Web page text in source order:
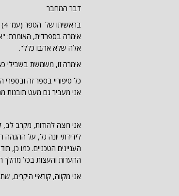
דבר המחבר
אימרה בספרדית, האומרת:
אלה שלא אהבו כלל".
אימרה זו, משמשת בשבילי
כל סיפוריי בספר זה ובספרי
אני מעביר גם מעט תובנות
אני רוצה להודות, מקרב
לידידתי יונה גל, על
העניינים הטכניים. כמו כן,
ההערות והעצות בכל מהלך
אני מקווה, קוראיי היקרים,